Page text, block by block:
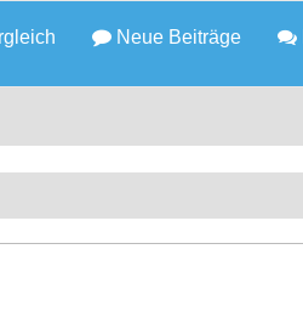
Neue Beiträge